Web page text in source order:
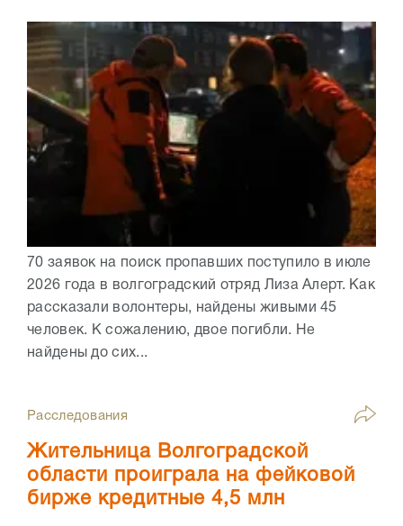
70 заявок на поиск пропавших поступило в июле
2026 года в волгоградский отряд Лиза Алерт. Как
рассказали волонтеры, найдены живыми 45
человек. К сожалению, двое погибли. Не
найдены до сих...
Расследования
Жительница Волгоградской
области проиграла на фейковой
бирже кредитные 4,5 млн